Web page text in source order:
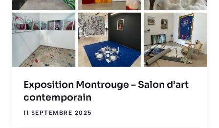
Exposition Montrouge – Salon d’art
contemporain
11 SEPTEMBRE 2025